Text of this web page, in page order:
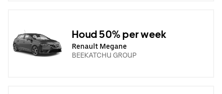
Houd 50% per week
Renault Megane
BEEKATCHU GROUP